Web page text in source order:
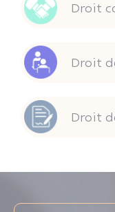
Droit
Droit
Droit